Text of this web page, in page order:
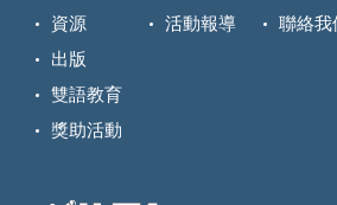
資源
出版
雙語教育
獎助活動
活動報導
聯絡我